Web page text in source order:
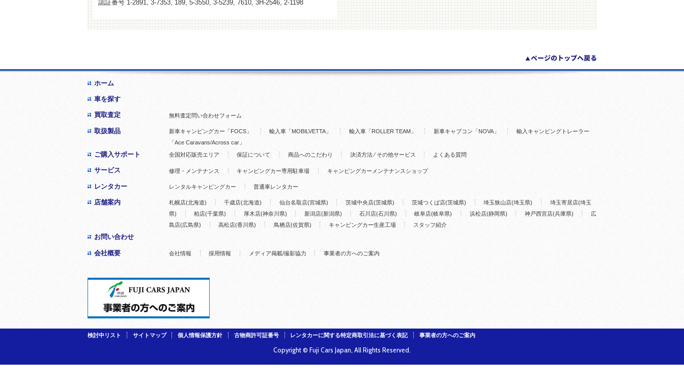
認証番号 1-2891, 3-7353, 189, 5-3550, 3-5239, 7610, 3H-2546, 2-1198
ホーム
車を探す
買取査定 無料査定問い合わせフォーム
取扱製品 新車キャンピングカー「FOCS」 輸入車「MOBILVETTA」 輸入車「ROLLER TEAM」 新車キャブコン「NOVA」
輸入キャンピングトレーラー
「Ace Caravans/Across car」
ご購入サポート 全国対応販売エリア 保証について 商品へのこだわり 決済方法 ⁄ その他サービス よくある質問
サービス 修理・メンテナンス キャンピングカー専用駐車場 キャンピングカーメンテナンスショップ
レンタカー レンタルキャンピングカー 普通車レンタカー
店舗案内 札幌店(北海道) 千歳店(北海道) 仙台名取店(宮城県) 茨城中央店(茨城県) 茨城つくば店(茨城県) 埼玉狭山店(埼玉県)
埼玉寄居店(埼玉
県)
柏店(千葉県) 厚木店(神奈川県) 新潟店(新潟県) 石川店(石川県) 岐阜店(岐阜県) 浜松店(静岡県) 神戸西宮店(兵庫県)
広
島店(広島県)
高松店(香川県) 鳥栖店(佐賀県) キャンピングカー生産工場 スタッフ紹介
お問い合わせ
会社概要 会社情報 採用情報 メディア掲載/撮影協力 事業者の方へのご案内
検討中リスト サイトマップ 個人情報保護方針 古物商許可証番号 レンタカーに関する特定商取引法に基づく表記 事業者の方へのご案内
Copyright © Fuji Cars Japan, All Rights Reserved.